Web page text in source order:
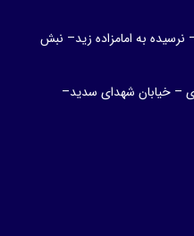
به امامزاده زید– نبش
– خیابان شهدای سدید–